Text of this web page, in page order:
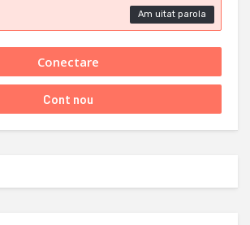
Am uitat parola